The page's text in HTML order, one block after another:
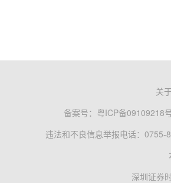
关
备案号： 粤ICP备09109218
违法和不良信息举报电话：0755-
深圳证券